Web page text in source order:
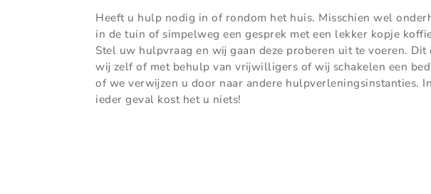
Heeft u hulp nodig in of rondom het huis. Misschien wel
in de tuin of simpelweg een gesprek met een lekker kopje
Stel uw hulpvraag en wij gaan deze proberen uit te voeren. Dit
wij zelf of met behulp van vrijwilligers of wij schakelen een
of we verwijzen u door naar andere hulpverleningsinstanties. In
ieder geval kost het u niets!